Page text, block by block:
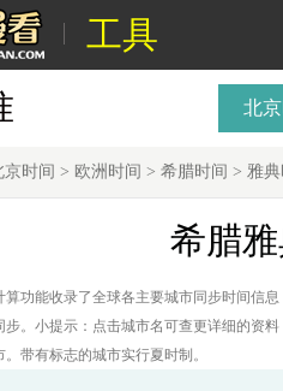
工具
北
京时间 > 欧洲时间 > 希腊时间 > 雅
希腊
算功能收录了全球各主要城市同步时间信
步。小提示：点击城市名可查更详细的资
带有标志的城市实行夏时制。